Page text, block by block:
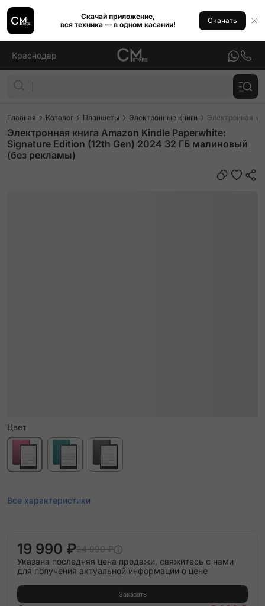
Скачай приложение,
вся техника — в одном касании!
Скачать
Краснодар
Главная Каталог Планшеты Электронные книги Электронная
Электронная книга Amazon Kindle Paperwhite:
Signature Edition (12th Gen) 2024 32 ГБ малиновый
(без рекламы)
Цвет
Все характеристики
19 990 ₽24 990 ₽
Указана последняя цена продажи, свяжитесь с нами
для получения актуальной информации о цене
Заказать